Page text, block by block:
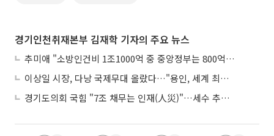
경기인천취재본부 김재학 기자의 주요 뉴스
추미애 "소방인건비 1조1000억 중 중앙정부는 800억뿐"
이상일 시장, 다낭 국제무대 올랐다…"용인, 세계 최대 반도체 도시 된다"
경기도의회 국힘 "7조 채무는 인재(人災)"…세수 추계 조작 의혹 제기